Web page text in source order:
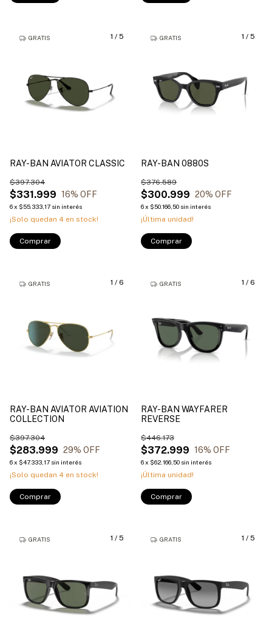
1 / 5
GRATIS
RAY-BAN AVIATOR CLASSIC
$331.999
$397.304
16% OFF
6x $55.333,17 sin interés
¡Solo quedan 4 en stock!
Comprar
1 / 5
GRATIS
RAY-BAN 0880S
$300.999
$376.589
20% OFF
6x $50.166,50 sin interés
¡Última unidad!
Comprar
1 / 6
GRATIS
RAY-BAN AVIATOR AVIATION
COLLECTION
$283.999
$397.304
29% OFF
6x $47.333,17 sin interés
¡Solo quedan 4 en stock!
Comprar
1 / 6
GRATIS
RAY-BAN WAYFARER
REVERSE
$372.999
$446.173
16% OFF
6x $62.166,50 sin interés
¡Última unidad!
Comprar
1 / 5
GRATIS 1 / 5
GRATIS